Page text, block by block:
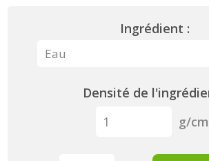
Ingrédient :
Densité de
g/